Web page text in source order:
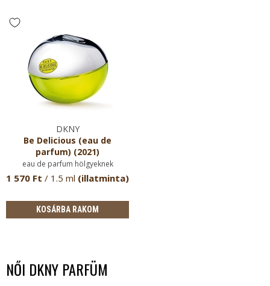
DKNY
Be Delicious (eau de
parfum) (2021)
eau de parfum hölgyeknek
1 570 Ft / 1.5 ml (illatminta)
KOSÁRBA RAKOM
NŐI DKNY PARFÜM